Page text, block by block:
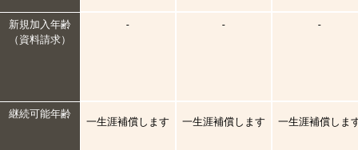
新規加入年齢
（資料請求）
- - -
継続可能年齢
一生涯補償します 一生涯補償します 一生涯補償しま